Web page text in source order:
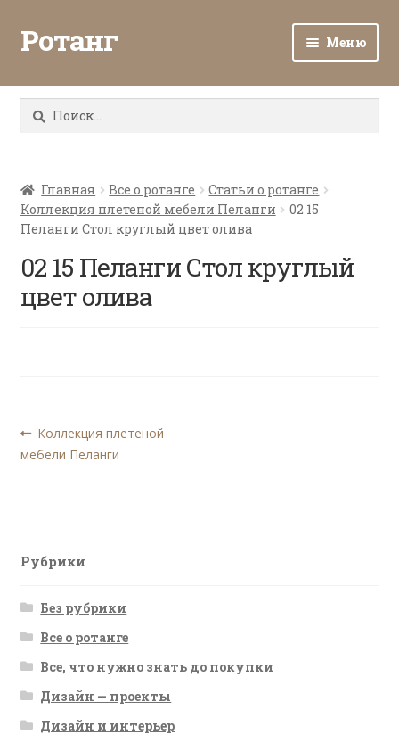
Ротанг Меню
Каталог
Все о ротанге
Ротанг оптом
Найти:
Главная Все о ротанге
Статьи о ротанге
Коллекция плетеной мебели Пеланги
02 15
Пеланги Стол круглый цвет олива
02 15 Пеланги Стол круглый
цвет олива
Навигация
по
Предыдущая
запись:
Коллекция плетеной
мебели Пеланги
Рубрики
Без рубрики
Все о ротанге
Все, что нужно знать до покупки
Дизайн — проекты
Дизайн и интерьер